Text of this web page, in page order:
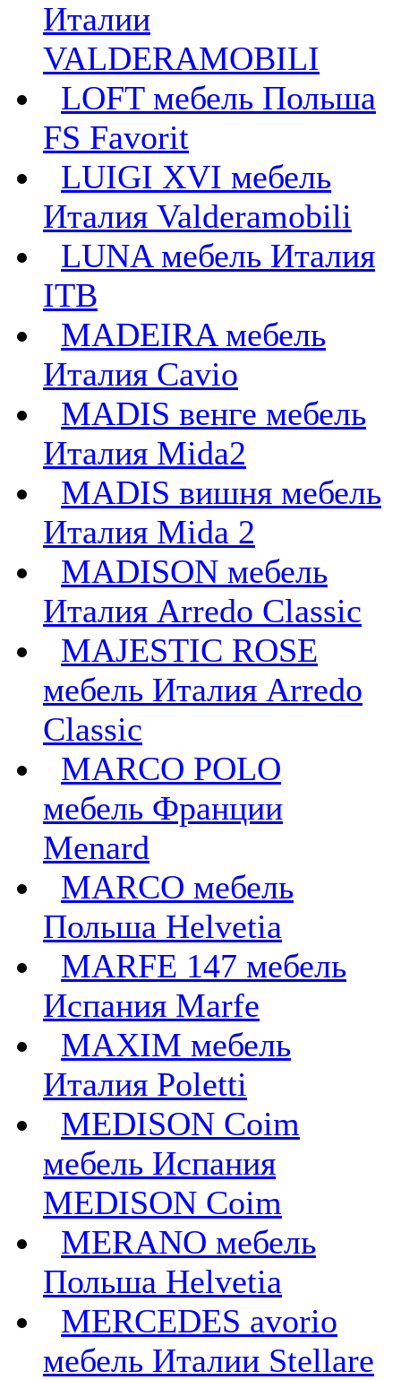
Италии
VALDERAMOBILI
LOFT мебель Польша
FS Favorit
LUIGI XVI мебель
Италия Valderamobili
LUNA мебель Италия
ITB
MADEIRA мебель
Италия Cavio
MADIS венге мебель
Италия Mida2
MADIS вишня мебель
Италия Mida 2
MADISON мебель
Италия Arredo Classic
MAJESTIC ROSE
мебель Италия Arredo
Classic
MARCO POLO
мебель Франции
Menard
MARCO мебель
Польша Helvetia
MARFE 147 мебель
Испания Marfe
MAXIM мебель
Италия Poletti
MEDISON Coim
мебель Испания
MEDISON Coim
MERANO мебель
Польша Helvetia
MERCEDES avorio
мебель Италии Stellare